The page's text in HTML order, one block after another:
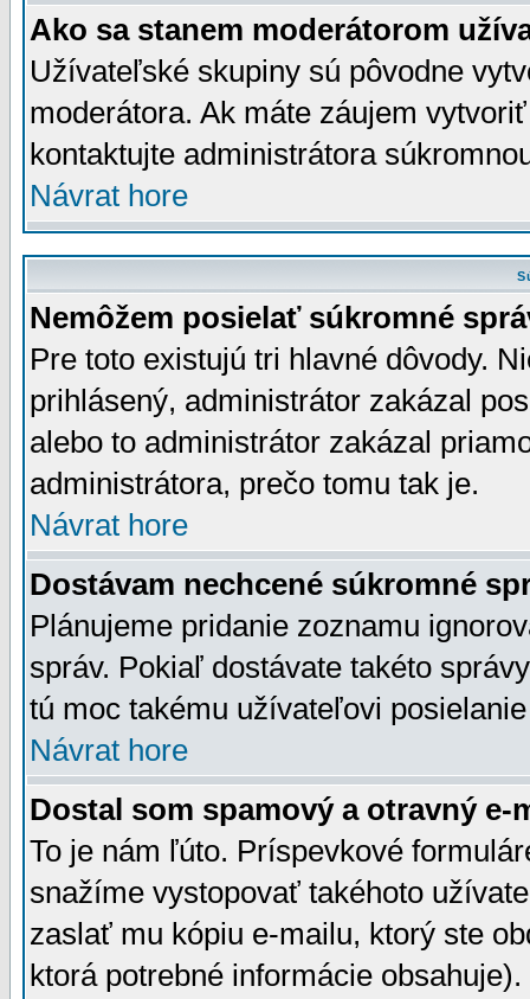
Ako sa stanem moderátorom
Užívateľské skupiny sú pôvodne
moderátora. Ak máte záujem
kontaktujte administrátora
Návrat hore
Nemôžem posielať súkromné
Pre toto existujú tri hlavné dôvody.
prihlásený, administrátor zakázal
alebo to administrátor zakázal
administrátora, prečo tomu tak je.
Návrat hore
Dostávam nechcené súkromné
Plánujeme pridanie zoznamu
správ. Pokiaľ dostávate takéto
tú moc takému užívateľovi
Návrat hore
Dostal som spamový a otravný e-
To je nám ľúto. Príspevkové
snažíme vystopovať takéhoto
zaslať mu kópiu e-mailu, ktorý ste
ktorá potrebné informácie